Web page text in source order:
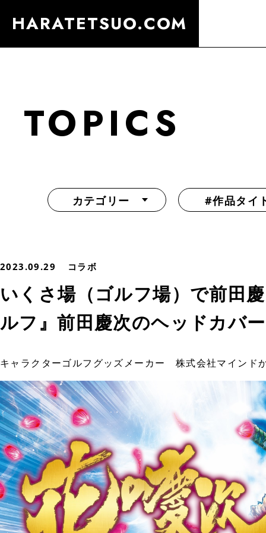
HARATETSUO.COM
TOPICS
カテゴリー #作品タイ
2023.09.29 コラボ
いくさ場（ゴルフ場）で前田
ルフ』前田慶次のヘッドカバ
キャラクターゴルフグッズメーカー 株式会社マインド